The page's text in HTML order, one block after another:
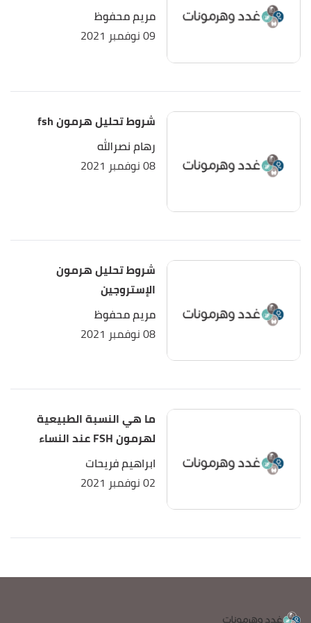
15/11/2021. Edited.
Retrieved 20/10/2021. Edited.
مريم محفوظ
09 نوفمبر 2021
شروط تحليل هرمون fsh
رهام نصرالله
08 نوفمبر 2021
شروط تحليل هرمون
الإستروجين
مريم محفوظ
08 نوفمبر 2021
ما هي النسبة الطبيعية
لهرمون FSH عند النساء
ابراهيم فريحات
02 نوفمبر 2021